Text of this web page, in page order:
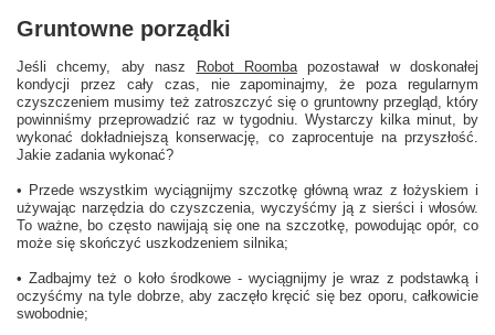
Gruntowne porządki
Jeśli chcemy, aby nasz Robot Roombapozostawał w doskonałej
kondycji przez cały czas, nie zapominajmy, że poza regularnym
czyszczeniem musimy też zatroszczyć się o gruntowny przegląd, który
powinniśmy przeprowadzić raz w tygodniu. Wystarczy kilka minut, by
wykonać dokładniejszą konserwację, co zaprocentuje na przyszłość.
Jakie zadania wykonać?
• Przede wszystkim wyciągnijmy szczotkę główną wraz z łożyskiem i
używając narzędzia do czyszczenia, wyczyśćmy ją z sierści i włosów.
To ważne, bo często nawijają się one na szczotkę, powodując opór, co
może się skończyć uszkodzeniem silnika;
• Zadbajmy też o koło środkowe - wyciągnijmy je wraz z podstawką i
oczyśćmy na tyle dobrze, aby zaczęło kręcić się bez oporu, całkowicie
swobodnie;